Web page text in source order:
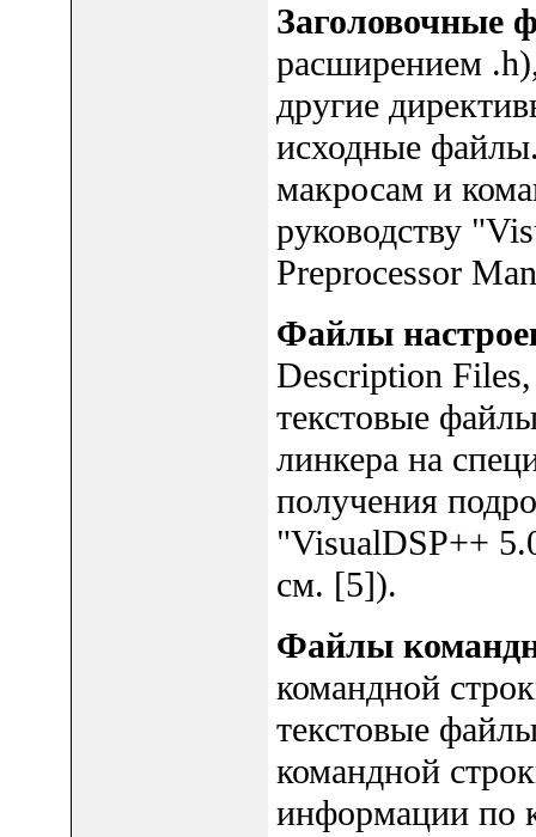
Заголовочные
расширением
другие
исходные
макросам и
руководству
Preprocessor
Файлы
Description
текстовые
линкера на
получения
"VisualDSP++
см. [5]).
Файлы
командной
текстовые
командной
информации по